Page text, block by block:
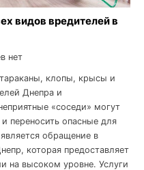
видов вредителей в
нет
клопы, крысы и
Днепра и
«соседи» могут
переносить опасные для
обращение в
которая предоставляет
на высоком уровне. Услуги